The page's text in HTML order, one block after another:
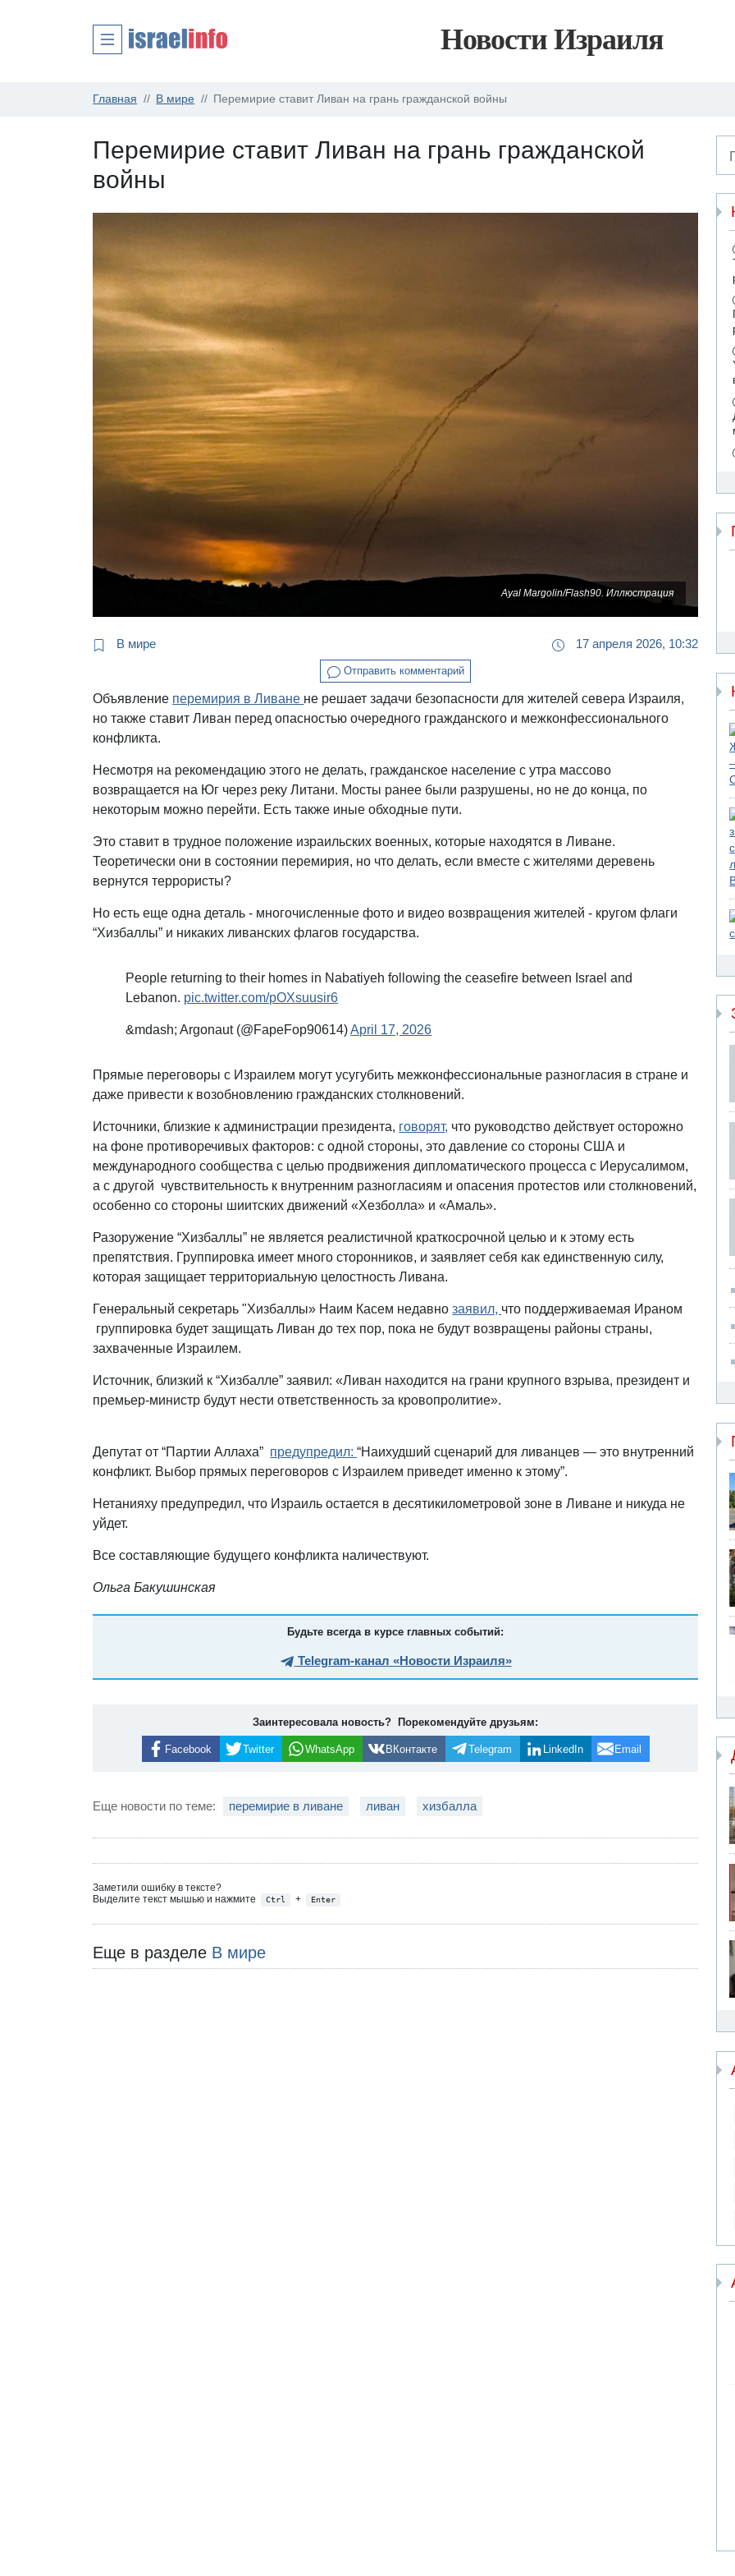
Новости Израиля
Главная В мире Перемирие ставит Ливан на грань гражданской войны
Перемирие ставит Ливан на грань гражданской
войны
Ayal Margolin/Flash90. Иллюстрация
В мире 17 апреля 2026, 10:32
Отправить комментарий
Объявление перемирия в Ливане не решает задачи безопасности для жителей севера Израиля,
но также ставит Ливан перед опасностью очередного гражданского и межконфессионального
конфликта.
Несмотря на рекомендацию этого не делать, гражданское население с утра массово
возвращается на Юг через реку Литани. Мосты ранее были разрушены, но не до конца, по
некоторым можно перейти. Есть также иные обходные пути.
Это ставит в трудное положение израильских военных, которые находятся в Ливане.
Теоретически они в состоянии перемирия, но что делать, если вместе с жителями деревень
вернутся террористы?
Но есть еще одна деталь - многочисленные фото и видео возвращения жителей - кругом флаги
“Хизбаллы” и никаких ливанских флагов государства.
People returning to their homes in Nabatiyeh following the ceasefire between Israel and
Lebanon. pic.twitter.com/pOXsuusir6
&mdash; Argonaut (@FapeFop90614)April 17, 2026
Прямые переговоры с Израилем могут усугубить межконфессиональные разногласия в стране и
даже привести к возобновлению гражданских столкновений.
Источники, близкие к администрации президента, говорят, что руководство действует осторожно
на фоне противоречивых факторов: с одной стороны, это давление со стороны США и
международного сообщества с целью продвижения дипломатического процесса с Иерусалимом,
а с другой чувствительность к внутренним разногласиям и опасения протестов или столкновений,
особенно со стороны шиитских движений «Хезболла» и «Амаль».
Разоружение “Хизбаллы” не является реалистичной краткосрочной целью и к этому есть
препятствия. Группировка имеет много сторонников, и заявляет себя как единственную силу,
которая защищает территориальную целостность Ливана.
Генеральный секретарь "Хизбаллы» Наим Касем недавнозаявил, что поддерживаемая Ираном
группировка будет защищать Ливан до тех пор, пока не будут возвращены районы страны,
захваченные Израилем.
Источник, близкий к “Хизбалле” заявил: «Ливан находится на грани крупного взрыва, президент и
премьер-министр будут нести ответственность за кровопролитие».
Депутат от “Партии Аллаха” предупредил:“Наихудший сценарий для ливанцев — это внутренний
конфликт. Выбор прямых переговоров с Израилем приведет именно к этому”.
Нетанияху предупредил, что Израиль остается в десятикилометровой зоне в Ливане и никуда не
уйдет.
Все составляющие будущего конфликта наличествуют.
Ольга Бакушинская
Будьте всегда в курсе главных событий:
Telegram-канал «Новости Израиля»
Заинтересовала новость? Порекомендуйте друзьям:
Facebook Twitter WhatsApp ВКонтакте Telegram LinkedIn Email
Еще новости по теме: перемирие в ливане ливан хизбалла
Заметили ошибку в тексте?
Выделите текст мышью и нажмите
Ctrl + Enter
Еще в разделе В мире